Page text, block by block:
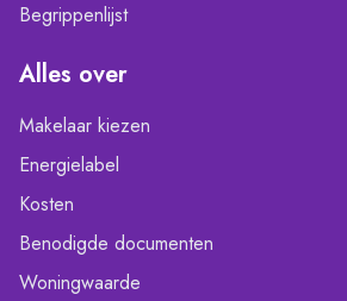
Begrippenlijst
Alles over
Makelaar kiezen
Energielabel
Kosten
Benodigde documenten
Woningwaarde